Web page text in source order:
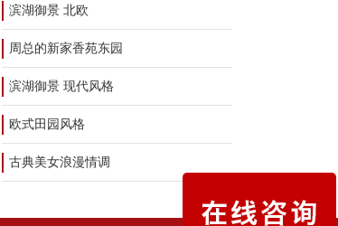
滨湖御景 北欧
周总的新家香苑东园
滨湖御景 现代风格
欧式田园风格
古典美女浪漫情调